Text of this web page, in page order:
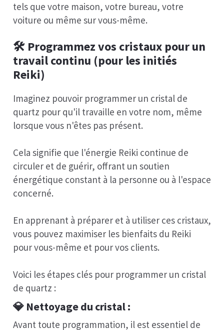
tels que votre maison, votre bureau, votre
voiture ou même sur vous-même.
🛠️ Programmez vos cristaux pour un
travail continu (pour les initiés
Reiki)
Imaginez pouvoir programmer un cristal de
quartz pour qu'il travaille en votre nom, même
lorsque vous n'êtes pas présent.
Cela signifie que l'énergie Reiki continue de
circuler et de guérir, offrant un soutien
énergétique constant à la personne ou à l'espace
concerné.
En apprenant à préparer et à utiliser ces cristaux,
vous pouvez maximiser les bienfaits du Reiki
pour vous-même et pour vos clients.
Voici les étapes clés pour programmer un cristal
de quartz :
💎 Nettoyage du cristal:
Avant toute programmation, il est essentiel de